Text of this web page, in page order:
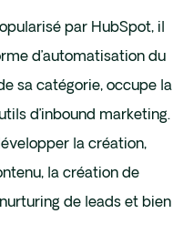
par HubSpot, il
d’automatisation du
sa catégorie, occupe la
d’inbound marketing.
la création,
la création de
de leads et bien